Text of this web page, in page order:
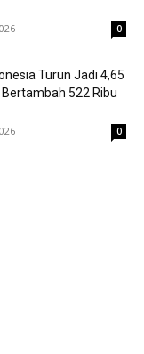
0
Turun Jadi 4,65
522 Ribu
0